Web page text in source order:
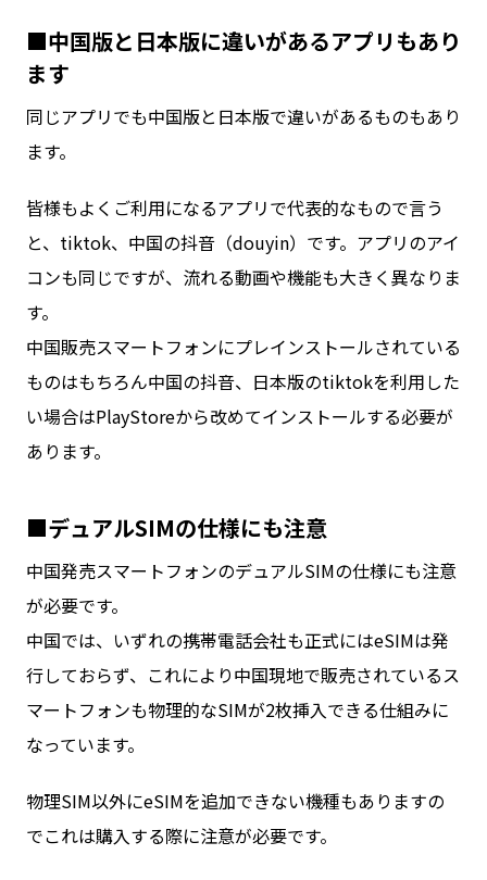
■中国版と日本版に違いがあるアプリもあり
ます
同じアプリでも中国版と日本版で違いがあるものもあり
ます。
皆様もよくご利用になるアプリで代表的なもので言う
と、tiktok、中国の抖音（douyin）です。アプリのアイ
コンも同じですが、流れる動画や機能も大きく異なりま
す。
中国販売スマートフォンにプレインストールされている
ものはもちろん中国の抖音、日本版のtiktokを利用した
い場合はPlayStoreから改めてインストールする必要が
あります。
■デュアルSIMの仕様にも注意
中国発売スマートフォンのデュアルSIMの仕様にも注意
が必要です。
中国では、いずれの携帯電話会社も正式にはeSIMは発
行しておらず、これにより中国現地で販売されているス
マートフォンも物理的なSIMが2枚挿入できる仕組みに
なっています。
物理SIM以外にeSIMを追加できない機種もありますの
でこれは購入する際に注意が必要です。